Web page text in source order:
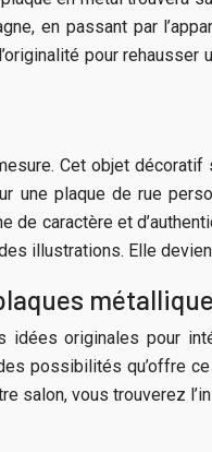
en passant par
pour
Cet objet
une plaque de rue
de caractère et
illustrations. Elle
originales pour
possibilités qu’offre
salon, vous trouverez